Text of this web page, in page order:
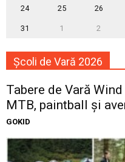
24 25 26
31 1 2
Școli de Vară 2026
Tabere de Vară
MTB, paintball și
GOKID